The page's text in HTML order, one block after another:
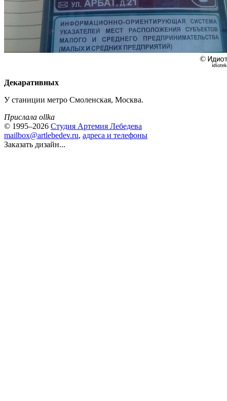
Декаративных
У станиции метро Смоленская, Москва.
Прислала ollka
© 1995–2026 Студия Артемия Лебедева
mailbox@artlebedev.ru, адреса и телефоны
Заказать дизайн...